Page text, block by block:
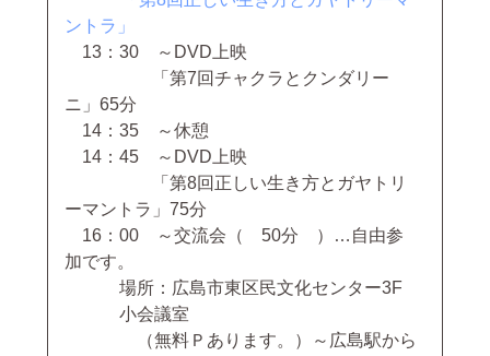
ントラ」
13：30 ～DVD上映
「第7回チャクラとクンダリー
ニ」65分
14：35 ～休憩
14：45 ～DVD上映
「第8回正しい生き方とガヤトリ
ーマントラ」75分
16：00 ～交流会（ 50分 ）…自由参
加です。
場所：広島市東区民文化センター3F
小会議室
（無料Ｐあります。）～広島駅から